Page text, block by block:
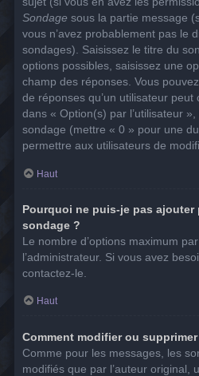
Sondage sous la partie message
vous n’avez probablement pas le
sondages). Saisissez le titre du
options possibles, saisissez une
champ des réponses. Vous
de réponses qu’un utilisateur peut
dans « Option(s) par l’utilisateur
sondage (mettre « 0 » pour une
permettre aux utilisateurs de
Haut
Pourquoi ne puis-je pas ajouter
sondage ?
Le nombre d’options maximum
l’administrateur. Si vous avez
contactez-le.
Haut
Comment modifier ou
Comme pour les messages, les
modifiés que par l’auteur original,